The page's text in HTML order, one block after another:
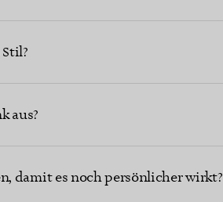
aus?
damit es noch persönlicher wirkt?